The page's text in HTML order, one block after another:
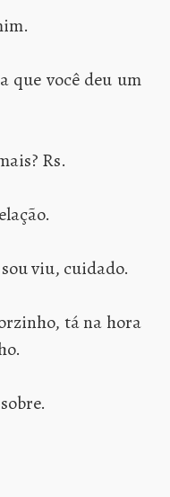
que você deu um
Rs.
viu, cuidado.
tá na hora